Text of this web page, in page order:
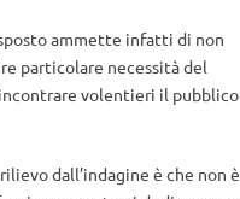
ammette infatti di non
particolare necessità del
volentieri il pubblico
dall’indagine è che non è